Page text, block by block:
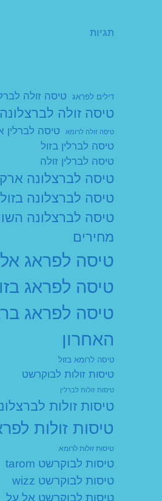
תגיות
דילים לפראג טיסה זולה
טיסה זולה לברצלונה
טיסה זולה לרומא
טיסה לברלין
טיסה לברלין בזול
טיסה לברלין זולה
טיסה לברצלונה
טיסה לברצלונה בזול
טיסה לברצלונה
מחירים
טיסה לפראג
טיסה לפראג
טיסה לפראג
האחרון
טיסה לרומא בזול
טיסות זולות לבוקרשט
טיסות זולות לברלין
טיסות זולות
טיסות זולות
טיסות זולות לרומא
טיסות לבוקרשט tarom
טיסות לבוקרשט wizz
טיסות לבוקרשט אל על